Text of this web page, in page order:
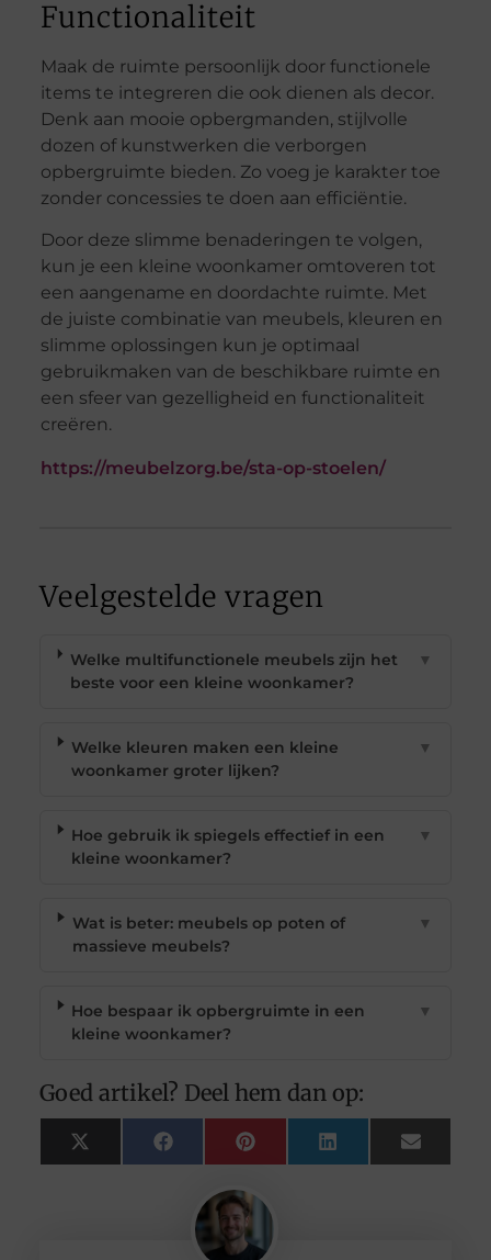
Functionaliteit
Maak de ruimte persoonlijk door functionele
items te integreren die ook dienen als decor.
Denk aan mooie opbergmanden, stijlvolle
dozen of kunstwerken die verborgen
opbergruimte bieden. Zo voeg je karakter toe
zonder concessies te doen aan efficiëntie.
Door deze slimme benaderingen te volgen,
kun je een kleine woonkamer omtoveren tot
een aangename en doordachte ruimte. Met
de juiste combinatie van meubels, kleuren en
slimme oplossingen kun je optimaal
gebruikmaken van de beschikbare ruimte en
een sfeer van gezelligheid en functionaliteit
creëren.
https://meubelzorg.be/sta-op-stoelen/
Veelgestelde vragen
Welke multifunctionele meubels zijn het
beste voor een kleine woonkamer?
▼
Welke kleuren maken een kleine
woonkamer groter lijken?
▼
Hoe gebruik ik spiegels effectief in een
kleine woonkamer?
▼
Wat is beter: meubels op poten of
massieve meubels?
▼
Hoe bespaar ik opbergruimte in een
kleine woonkamer?
▼
Goed artikel? Deel hem dan op:
X
(Twitter)
FacebookPinterest LinkedIn Email